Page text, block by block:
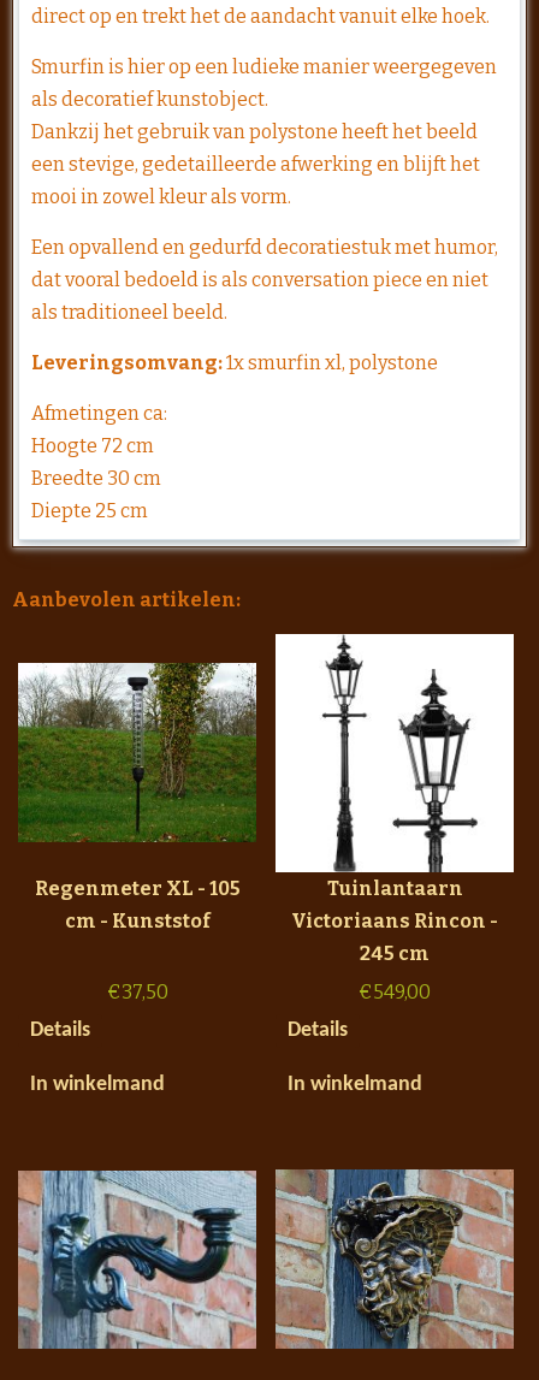
direct op en trekt het de aandacht vanuit elke hoek.
Smurfin is hier op een ludieke manier weergegeven
als decoratief kunstobject.
Dankzij het gebruik van polystone heeft het beeld
een stevige, gedetailleerde afwerking en blijft het
mooi in zowel kleur als vorm.
Een opvallend en gedurfd decoratiestuk met humor,
dat vooral bedoeld is als conversation piece en niet
als traditioneel beeld.
Leveringsomvang:1x smurfin xl, polystone
Afmetingen ca:
Hoogte 72 cm
Breedte 30 cm
Diepte 25 cm
Aanbevolen artikelen:
Regenmeter XL - 105
cm - Kunststof
€37,50
Details
In winkelmand
Tuinlantaarn
Victoriaans Rincon -
245 cm
€549,00
Details
In winkelmand